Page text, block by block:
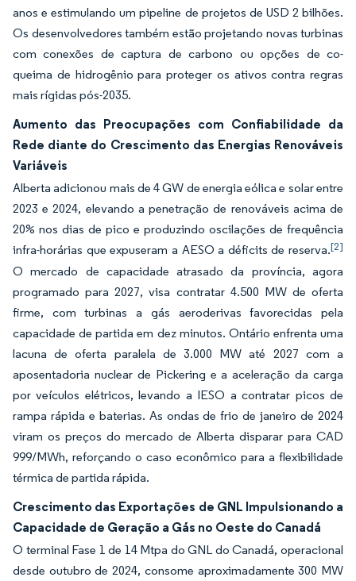
anos e estimulando um pipeline de projetos de USD 2 bilhões.
Os desenvolvedores também estão projetando novas turbinas
com conexões de captura de carbono ou opções de co-
queima de hidrogênio para proteger os ativos contra regras
mais rígidas pós-2035.
Aumento das Preocupações com Confiabilidade da
Rede diante do Crescimento das Energias Renováveis
Variáveis
Alberta adicionou mais de 4 GW de energia eólica e solar entre
2023 e 2024, elevando a penetração de renováveis acima de
20% nos dias de pico e produzindo oscilações de frequência
infra-horárias que expuseram a AESO a déficits de reserva.[2]
O mercado de capacidade atrasado da província, agora
programado para 2027, visa contratar 4.500 MW de oferta
firme, com turbinas a gás aeroderivas favorecidas pela
capacidade de partida em dez minutos. Ontário enfrenta uma
lacuna de oferta paralela de 3.000 MW até 2027 com a
aposentadoria nuclear de Pickering e a aceleração da carga
por veículos elétricos, levando a IESO a contratar picos de
rampa rápida e baterias. As ondas de frio de janeiro de 2024
viram os preços do mercado de Alberta disparar para CAD
999/MWh, reforçando o caso econômico para a flexibilidade
térmica de partida rápida.
Crescimento das Exportações de GNL Impulsionando a
Capacidade de Geração a Gás no Oeste do Canadá
O terminal Fase 1 de 14 Mtpa do GNL do Canadá, operacional
desde outubro de 2024, consome aproximadamente 300 MW